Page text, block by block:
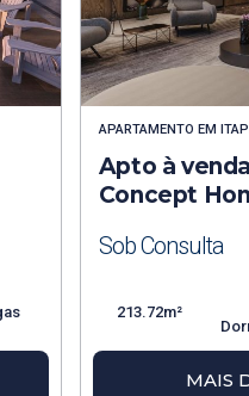
APARTAMENTO EM
Apto à
Concept
Sob Consulta
213.72m²
MAIS